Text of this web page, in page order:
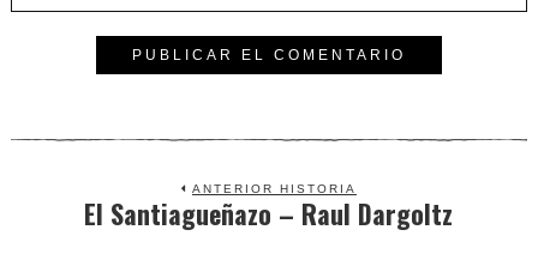
ANTERIOR HISTORIA
Previous
El Santiagueñazo – Raul Dargoltz